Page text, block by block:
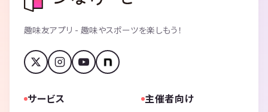
趣味友アプリ - 趣味やスポーツを楽しもう！
サービス 主催者向け